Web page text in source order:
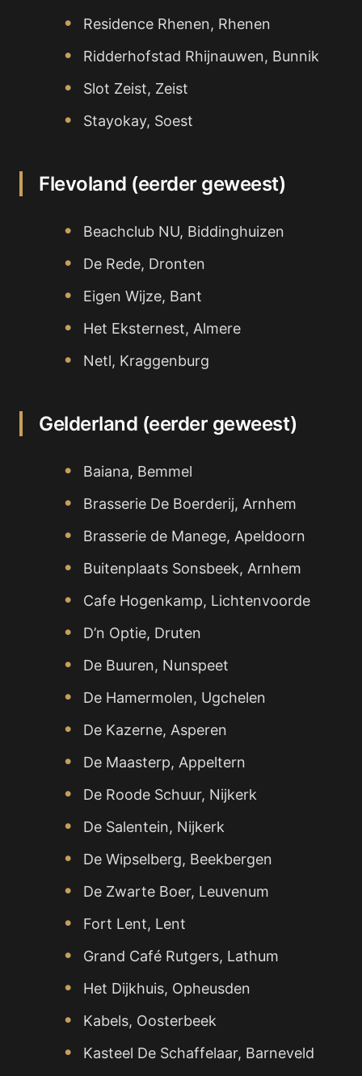
Residence Rhenen, Rhenen
Ridderhofstad Rhijnauwen, Bunnik
Slot Zeist, Zeist
Stayokay, Soest
Flevoland (eerder geweest)
Beachclub NU, Biddinghuizen
De Rede, Dronten
Eigen Wijze, Bant
Het Eksternest, Almere
Netl, Kraggenburg
Gelderland (eerder geweest)
Baiana, Bemmel
Brasserie De Boerderij, Arnhem
Brasserie de Manege, Apeldoorn
Buitenplaats Sonsbeek, Arnhem
Cafe Hogenkamp, Lichtenvoorde
D’n Optie, Druten
De Buuren, Nunspeet
De Hamermolen, Ugchelen
De Kazerne, Asperen
De Maasterp, Appeltern
De Roode Schuur, Nijkerk
De Salentein, Nijkerk
De Wipselberg, Beekbergen
De Zwarte Boer, Leuvenum
Fort Lent, Lent
Grand Café Rutgers, Lathum
Het Dijkhuis, Opheusden
Kabels, Oosterbeek
Kasteel De Schaffelaar, Barneveld